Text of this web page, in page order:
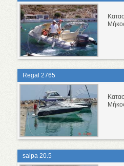
Regal 2765
salpa 20.5